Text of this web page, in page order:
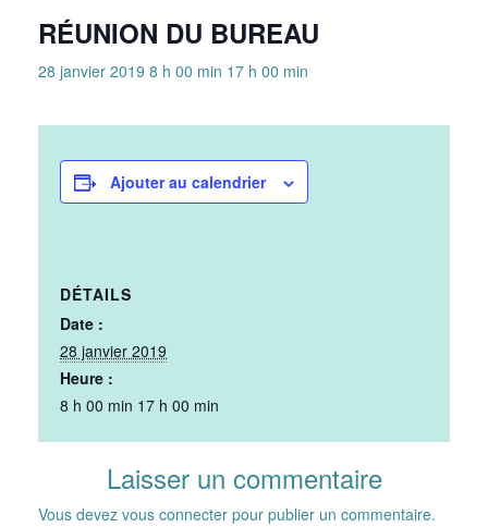
RÉUNION DU BUREAU
28 janvier 2019 8 h 00 min 17 h 00 min
Ajouter au calendrier
DÉTAILS
Date :
28 janvier 2019
Heure :
8 h 00 min 17 h 00 min
Laisser un commentaire
Vous devez vous connecter pour publier un commentaire.